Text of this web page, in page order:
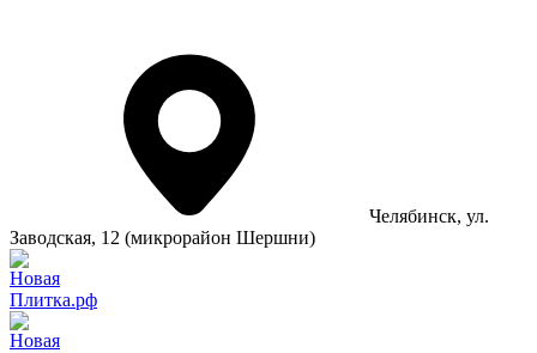
Челябинск, ул.
Заводская, 12 (микрорайон Шершни)